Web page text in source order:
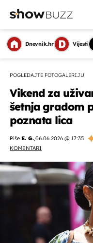
Dnevnik.hr Vijesti
POGLEDAJTE FOTOGALERIJU
Vikend za
šetnja gradom
poznata lica
Piše E. G.,06.06.2026 @ 17:35
KOMENTARI